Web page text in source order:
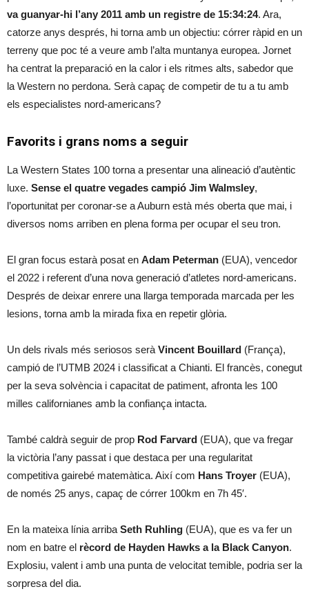
va guanyar-hi l’any 2011 amb un registre de 15:34:24. Ara,
catorze anys després, hi torna amb un objectiu: córrer ràpid en un
terreny que poc té a veure amb l’alta muntanya europea. Jornet
ha centrat la preparació en la calor i els ritmes alts, sabedor que
la Western no perdona. Serà capaç de competir de tu a tu amb
els especialistes nord-americans?
Favorits i grans noms a seguir
La Western States 100 torna a presentar una alineació d’autèntic
luxe. Sense el quatre vegades campió Jim Walmsley,
l’oportunitat per coronar-se a Auburn està més oberta que mai, i
diversos noms arriben en plena forma per ocupar el seu tron.
El gran focus estarà posat en Adam Peterman (EUA), vencedor
el 2022 i referent d’una nova generació d’atletes nord-americans.
Després de deixar enrere una llarga temporada marcada per les
lesions, torna amb la mirada fixa en repetir glòria.
Un dels rivals més seriosos serà Vincent Bouillard (França),
campió de l’UTMB 2024 i classificat a Chianti. El francès, conegut
per la seva solvència i capacitat de patiment, afronta les 100
milles californianes amb la confiança intacta.
També caldrà seguir de prop Rod Farvard (EUA), que va fregar
la victòria l’any passat i que destaca per una regularitat
competitiva gairebé matemàtica. Així com Hans Troyer (EUA),
de només 25 anys, capaç de córrer 100km en 7h 45′.
En la mateixa línia arriba Seth Ruhling (EUA), que es va fer un
nom en batre el rècord de Hayden Hawks a la Black Canyon.
Explosiu, valent i amb una punta de velocitat temible, podria ser la
sorpresa del dia.